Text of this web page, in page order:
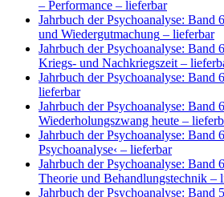
– Performance – lieferbar
Jahrbuch der Psychoanalyse: Band
und Wiedergutmachung – lieferbar
Jahrbuch der Psychoanalyse: Band
Kriegs- und Nachkriegszeit–
Jahrbuch der Psychoanalyse: Band
lieferbar
Jahrbuch der Psychoanalyse: Band
Wiederholungszwang heute –
Jahrbuch der Psychoanalyse: Band
Psychoanalyse‹ – lieferbar
Jahrbuch der Psychoanalyse: Band
Theorie und Behandlungstechnik –
Jahrbuch der Psychoanalyse: Band